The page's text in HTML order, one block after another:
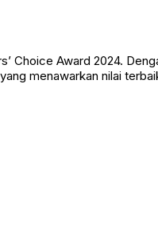
Choice Award 2024.
menawarkan nilai